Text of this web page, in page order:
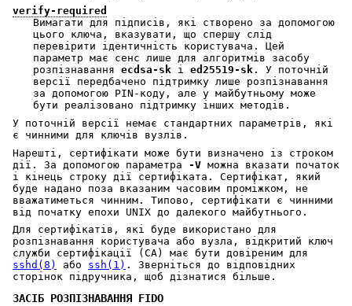
verify-required
Вимагати для підписів, які створено за допомогою
цього ключа, вказувати, що спершу слід
перевірити ідентичність користувача. Цей
параметр має сенс лише для алгоритмів засобу
розпізнавання ecdsa-sk і ed25519-sk . У поточній
версії передбачено підтримку лише розпізнавання
за допомогою PIN-коду, але у майбутньому може
бути реалізовано підтримку інших методів.
У поточній версії немає стандартних параметрів, які
є чинними для ключів вузлів.
Нарешті, сертифікати може бути визначено із строком
дії. За допомогою параметра -V можна вказати початок
і кінець строку дії сертифіката. Сертифікат, який
буде надано поза вказаним часовим проміжком, не
вважатиметься чинним. Типово, сертифікати є чинними
від початку епохи UNIX до далекого майбутнього.
Для сертифікатів, які буде використано для
розпізнавання користувача або вузла, відкритий ключ
служби сертифікації (CA) має бути довіреним для
sshd(8)
або ssh(1) . Зверніться до відповідних
сторінок підручника, щоб дізнатися більше.
ЗАСІБ РОЗПІЗНАВАННЯ FIDO